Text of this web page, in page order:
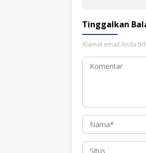
Tinggalkan
Alamat email Anda